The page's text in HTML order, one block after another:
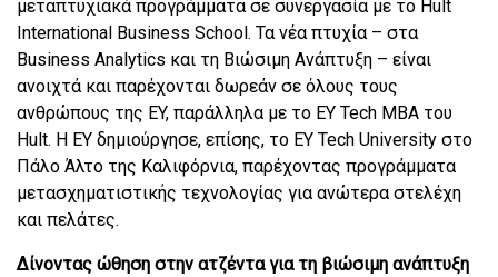
μεταπτυχιακά προγράμματα σε συνεργασία με το Hult
International Business School. Τα νέα πτυχία – στα
Business Analytics και τη Βιώσιμη Ανάπτυξη – είναι
ανοιχτά και παρέχονται δωρεάν σε όλους τους
ανθρώπους της EY, παράλληλα με το EY Tech MBA του
Hult. Η EY δημιούργησε, επίσης, το EY Tech University στο
Πάλο Άλτο της Καλιφόρνια, παρέχοντας προγράμματα
μετασχηματιστικής τεχνολογίας για ανώτερα στελέχη
και πελάτες.
Δίνοντας ώθηση στην ατζέντα για τη βιώσιμη ανάπτυξη